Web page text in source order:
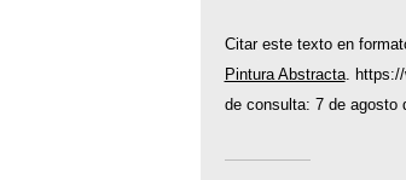
Citar este texto en
Pintura Abstracta. https://
de consulta: 7 de agosto